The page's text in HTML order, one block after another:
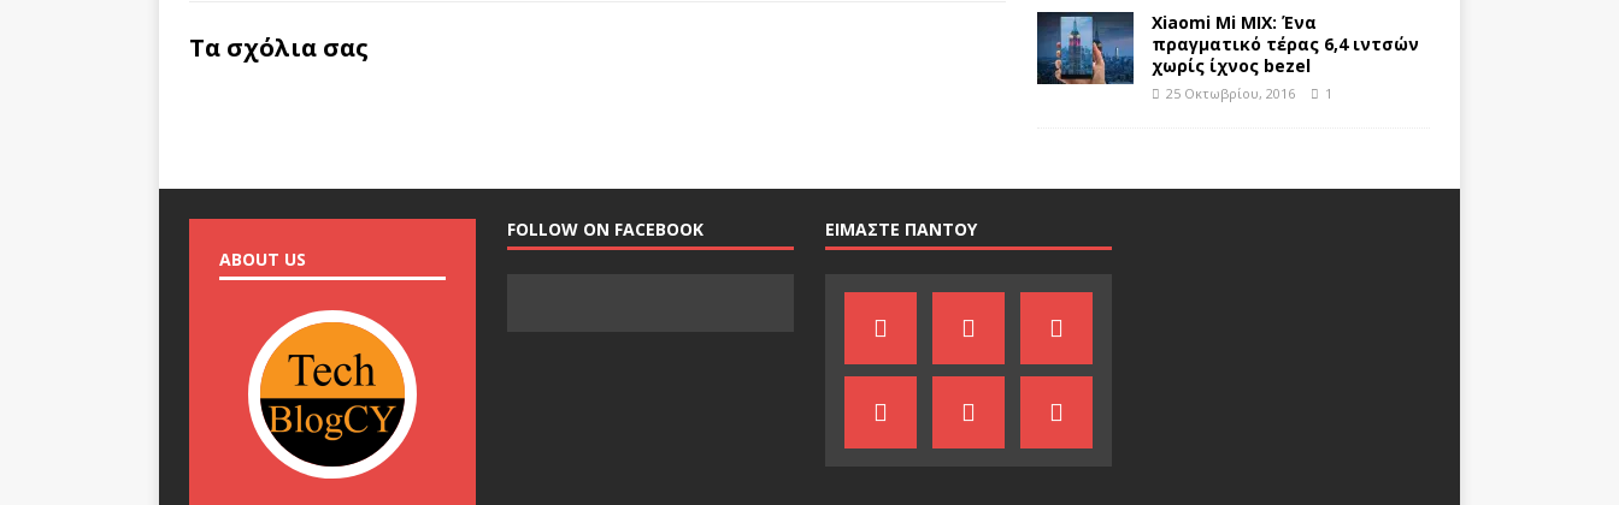
Τα σχόλια σας
Xiaomi Mi MIX: Ένα
πραγματικό τέρας 6,4 ιντσών
χωρίς ίχνος bezel
25 Οκτωβρίου, 2016 1
ABOUT US
FOLLOW ON FACEBOOK ΕΙΜΑΣΤΕ ΠΑΝΤΟΥ